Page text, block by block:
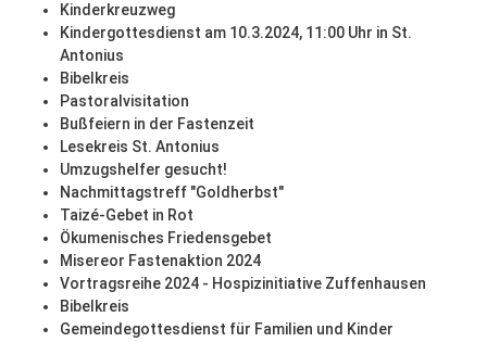
Kinderkreuzweg
Kindergottesdienst am 10.3.2024, 11:00 Uhr in St.
Antonius
Bibelkreis
Pastoralvisitation
Bußfeiern in der Fastenzeit
Lesekreis St. Antonius
Umzugshelfer gesucht!
Nachmittagstreff "Goldherbst"
Taizé-Gebet in Rot
Ökumenisches Friedensgebet
Misereor Fastenaktion 2024
Vortragsreihe 2024 - Hospizinitiative Zuffenhausen
Bibelkreis
Gemeindegottesdienst für Familien und Kinder